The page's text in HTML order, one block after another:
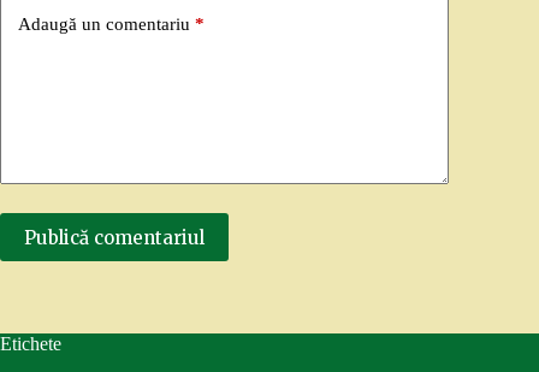
Adaugă un comentariu *
Publică comentariul
Etichete